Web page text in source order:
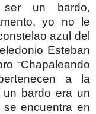
un bardo,
yo no le
azul del
Esteban
“Chapaleando
a la
un bardo era un
encuentra en